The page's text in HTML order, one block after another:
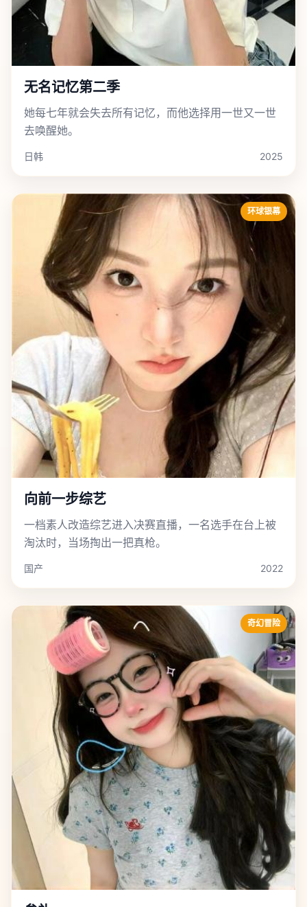
无名记忆第二季
她每七年就会失去所有记忆，而他选择用一世又一世
去唤醒她。
日韩 2025
环球银幕
向前一步综艺
一档素人改造综艺进入决赛直播，一名选手在台上被
淘汰时，当场掏出一把真枪。
国产 2022
奇幻冒险